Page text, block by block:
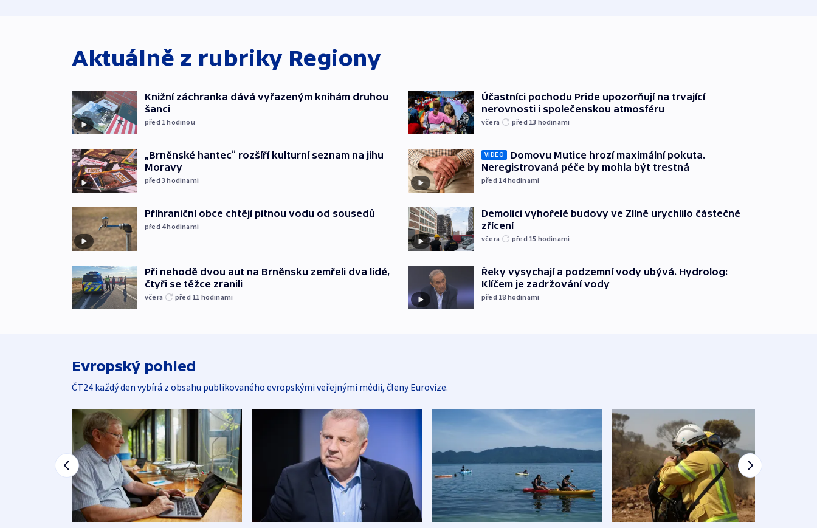
Aktuálně z rubriky Regiony
Knižní záchranka dává vyřazeným knihám druhou
šanci
před 1hodinou
„Brněnské hantec“ rozšíří kulturní seznam na jihu
Moravy
před 3hodinami
Příhraniční obce chtějí pitnou vodu od sousedů
před 4hodinami
Při nehodě dvou aut na Brněnsku zemřeli dva lidé,
čtyři se těžce zranili
včera před 11 hodinami
Účastníci pochodu Pride upozorňují na trvající
nerovnosti i společenskou atmosféru
včera před 13 hodinami
VIDEO
Domovu Mutice hrozí maximální pokuta.
Neregistrovaná péče by mohla být trestná
před 14hodinami
Demolici vyhořelé budovy ve Zlíně urychlilo částečné
zřícení
včera před 15 hodinami
Řeky vysychají a podzemní vody ubývá. Hydrolog:
Klíčem je zadržování vody
před 18 hodinami
Evropský pohled
ČT24 každý den vybírá z obsahu publikovaného evropskými veřejnými médii, členy Eurovize.